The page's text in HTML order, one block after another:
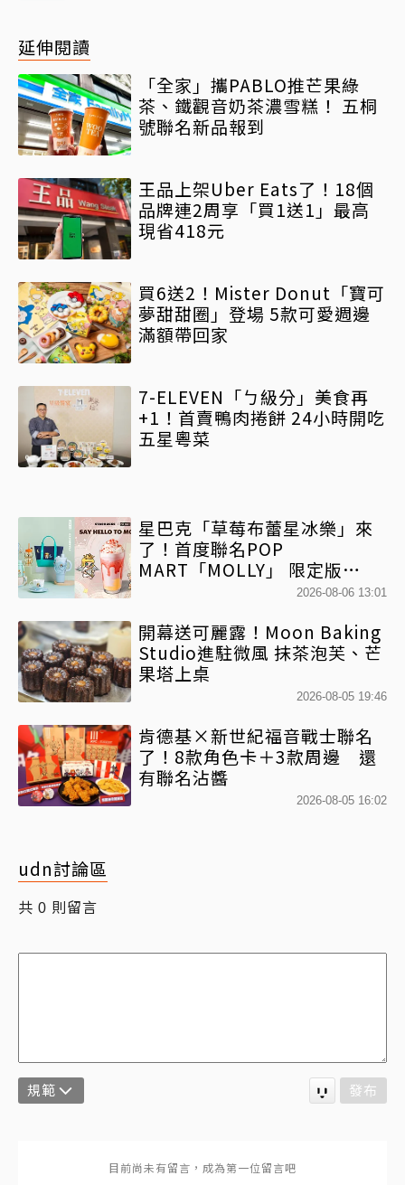
延伸閱讀
「全家」攜PABLO推芒果綠
茶、鐵觀音奶茶濃雪糕！ 五桐
號聯名新品報到
王品上架Uber Eats了！18個
品牌連2周享「買1送1」最高
現省418元
買6送2！Mister Donut「寶可
夢甜甜圈」登場 5款可愛週邊
滿額帶回家
7-ELEVEN「ㄅ級分」美食再
+1！首賣鴨肉捲餅 24小時開吃
五星粵菜
星巴克「草莓布蕾星冰樂」來
了！首度聯名POP
MART「MOLLY」 限定版
「MOLLYｘBearista小熊杯」
2026-08-06 13:01
開幕送可麗露！Moon Baking
Studio進駐微風 抹茶泡芙、芒
果塔上桌
2026-08-05 19:46
肯德基×新世紀福音戰士聯名
了！8款角色卡＋3款周邊 還
有聯名沾醬
2026-08-05 16:02
udn討論區
共 0 則留言
規範 發布